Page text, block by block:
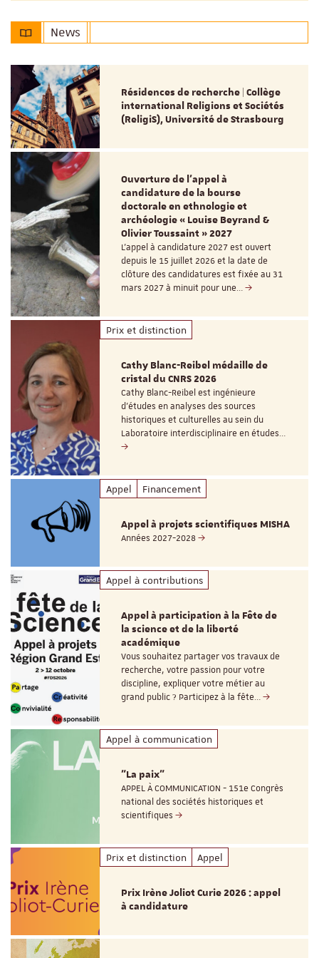
News
Résidences de recherche | Collège
international Religions et Sociétés
(ReligiS), Université de Strasbourg
Ouverture de l'appel à
candidature de la bourse
doctorale en ethnologie et
archéologie « Louise Beyrand &
Olivier Toussaint » 2027
L’appel à candidature 2027 est ouvert
depuis le 15 juillet 2026 et la date de
clôture des candidatures est fixée au 31
mars 2027 à minuit pour une…
Prix et distinction
Cathy Blanc-Reibel médaille de
cristal du CNRS 2026
Cathy Blanc-Reibel est ingénieure
d’études en analyses des sources
historiques et culturelles au sein du
Laboratoire interdisciplinaire en études…
Appel Financement
Appel à projets scientifiques MISHA
Années 2027-2028
Appel à contributions
Appel à participation à la Fête de
la science et de la liberté
académique
Vous souhaitez partager vos travaux de
recherche, votre passion pour votre
discipline, expliquer votre métier au
grand public ? Participez à la fête…
Appel à communication
"La paix"
APPEL À COMMUNICATION - 151e Congrès
national des sociétés historiques et
scientifiques
Prix et distinction Appel
Prix Irène Joliot Curie 2026 : appel
à candidature